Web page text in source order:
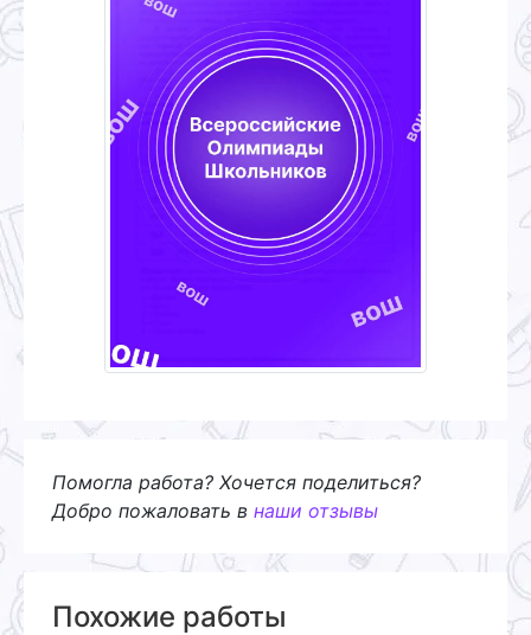
Помогла работа? Хочется поделиться?
Добро пожаловать в наши отзывы
Похожие работы